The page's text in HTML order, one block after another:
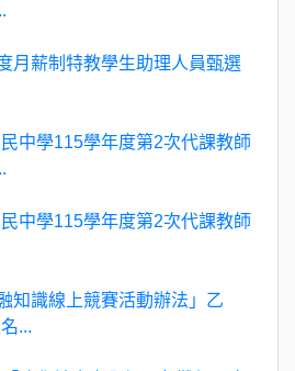
月薪制特教學生助理人員甄選
中學115學年度第2次代課教師
中學115學年度第2次代課教師
知識線上競賽活動辦法」乙
...